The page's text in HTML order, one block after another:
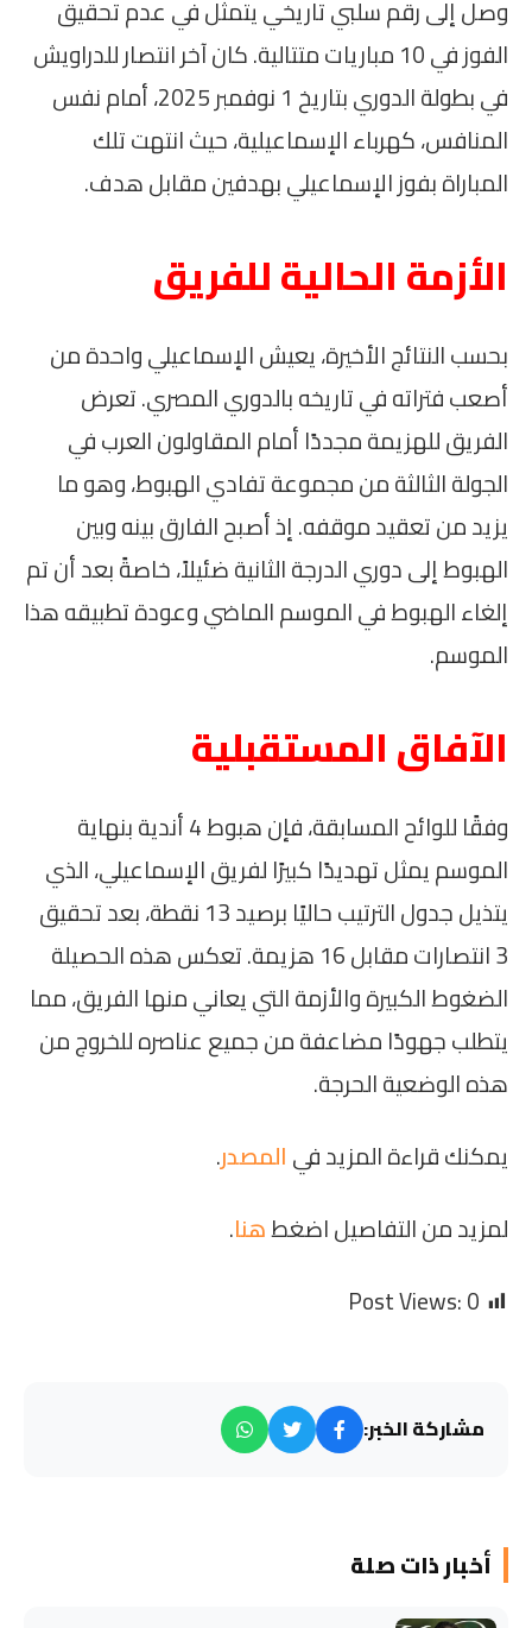
وصل إلى رقم سلبي تاريخي يتمثل في عدم تحقيق
الفوز في 10 مباريات متتالية. كان آخر انتصار للدراويش
في بطولة الدوري بتاريخ 1 نوفمبر 2025، أمام نفس
المنافس، كهرباء الإسماعيلية، حيث انتهت تلك
المباراة بفوز الإسماعيلي بهدفين مقابل هدف.
الأزمة الحالية للفريق
بحسب النتائج الأخيرة، يعيش الإسماعيلي واحدة من
أصعب فتراته في تاريخه بالدوري المصري. تعرض
الفريق للهزيمة مجددًا أمام المقاولون العرب في
الجولة الثالثة من مجموعة تفادي الهبوط، وهو ما
يزيد من تعقيد موقفه. إذ أصبح الفارق بينه وبين
الهبوط إلى دوري الدرجة الثانية ضئيلاً، خاصةً بعد أن تم
إلغاء الهبوط في الموسم الماضي وعودة تطبيقه هذا
الموسم.
الآفاق المستقبلية
وفقًا للوائح المسابقة، فإن هبوط 4 أندية بنهاية
الموسم يمثل تهديدًا كبيرًا لفريق الإسماعيلي، الذي
يتذيل جدول الترتيب حاليًا برصيد 13 نقطة، بعد تحقيق
3 انتصارات مقابل 16 هزيمة. تعكس هذه الحصيلة
الضغوط الكبيرة والأزمة التي يعاني منها الفريق، مما
يتطلب جهودًا مضاعفة من جميع عناصره للخروج من
هذه الوضعية الحرجة.
يمكنك قراءة المزيد فيالمصدر.
لمزيد من التفاصيل اضغطهنا.
Post Views:0
مشاركة الخبر:
أخبار ذات صلة